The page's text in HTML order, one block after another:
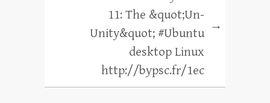
11: The &quot;Un-
Unity&quot; #Ubuntu
desktop Linux
http://bypsc.fr/1ec
→